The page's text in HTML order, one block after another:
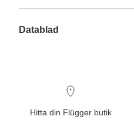
Datablad
Hitta din Flügger butik